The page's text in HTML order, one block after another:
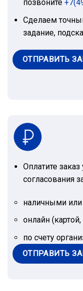
позвоните
Сделаем
задание,
ОТПРАВИТЬ
Оплатите
согласования
наличными или
онлайн
по счету
ОТПРАВИТЬ